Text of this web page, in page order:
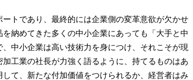
トであり、最終的には企業側の変革意欲が欠かせ
納めてきた多くの中小企業にあっても「大手と中
中小企業は高い技術力を身につけ、それこそが現
工業の社長が力強く語るように、持てるものはあ
て、新たな付加価値をつけられるか、経営者はみ